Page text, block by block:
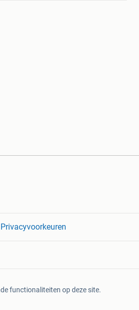
Privacyvoorkeuren
functionaliteiten op deze site.